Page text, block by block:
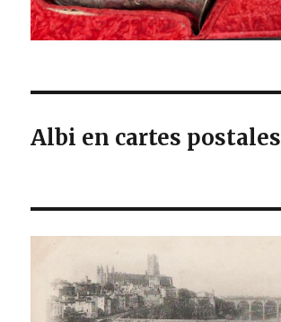
Albi en cartes postales